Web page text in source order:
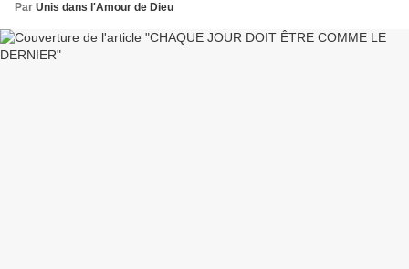
Par Unis dans l'Amour de Dieu